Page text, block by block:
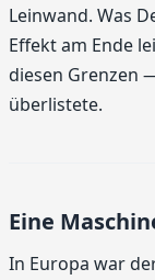
Leinwand. Was
Effekt am Ende
diesen Grenzen
überlistete.
Eine
In Europa war